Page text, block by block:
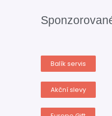
Balík servis
Akční slevy